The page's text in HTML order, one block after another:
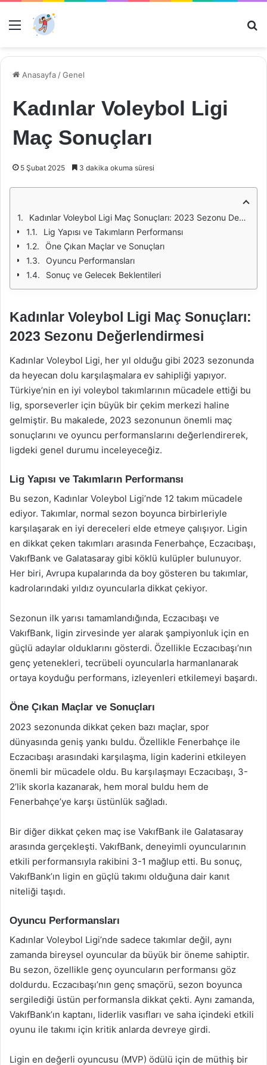
Menü
Anasayfa /Genel
Kadınlar Voleybol Ligi
Maç Sonuçları
5 Şubat 2025 3 dakika okuma süresi
Kadınlar Voleybol Ligi Maç Sonuçları: 2023 Sezonu Değerlendirmesi
Lig Yapısı ve Takımların Performansı
Öne Çıkan Maçlar ve Sonuçları
Oyuncu Performansları
Sonuç ve Gelecek Beklentileri
Kadınlar Voleybol Ligi Maç Sonuçları:
2023 Sezonu Değerlendirmesi
Kadınlar Voleybol Ligi, her yıl olduğu gibi 2023 sezonunda
da heyecan dolu karşılaşmalara ev sahipliği yapıyor.
Türkiye’nin en iyi voleybol takımlarının mücadele ettiği bu
lig, sporseverler için büyük bir çekim merkezi haline
gelmiştir. Bu makalede, 2023 sezonunun önemli maç
sonuçlarını ve oyuncu performanslarını değerlendirerek,
ligdeki genel durumu inceleyeceğiz.
Lig Yapısı ve Takımların Performansı
Bu sezon, Kadınlar Voleybol Ligi’nde 12 takım mücadele
ediyor. Takımlar, normal sezon boyunca birbirleriyle
karşılaşarak en iyi dereceleri elde etmeye çalışıyor. Ligin
en dikkat çeken takımları arasında Fenerbahçe, Eczacıbaşı,
VakıfBank ve Galatasaray gibi köklü kulüpler bulunuyor.
Her biri, Avrupa kupalarında da boy gösteren bu takımlar,
kadrolarındaki yıldız oyuncularla dikkat çekiyor.
Sezonun ilk yarısı tamamlandığında, Eczacıbaşı ve
VakıfBank, ligin zirvesinde yer alarak şampiyonluk için en
güçlü adaylar olduklarını gösterdi. Özellikle Eczacıbaşı’nın
genç yetenekleri, tecrübeli oyuncularla harmanlanarak
ortaya koyduğu performans, izleyenleri etkilemeyi başardı.
Öne Çıkan Maçlar ve Sonuçları
2023 sezonunda dikkat çeken bazı maçlar, spor
dünyasında geniş yankı buldu. Özellikle Fenerbahçe ile
Eczacıbaşı arasındaki karşılaşma, ligin kaderini etkileyen
önemli bir mücadele oldu. Bu karşılaşmayı Eczacıbaşı, 3-
2’lik skorla kazanarak, hem moral buldu hem de
Fenerbahçe’ye karşı üstünlük sağladı.
Bir diğer dikkat çeken maç ise VakıfBank ile Galatasaray
arasında gerçekleşti. VakıfBank, deneyimli oyuncularının
etkili performansıyla rakibini 3-1 mağlup etti. Bu sonuç,
VakıfBank’ın ligin en güçlü takımı olduğuna dair kanıt
niteliği taşıdı.
Oyuncu Performansları
Kadınlar Voleybol Ligi’nde sadece takımlar değil, aynı
zamanda bireysel oyuncular da büyük bir öneme sahiptir.
Bu sezon, özellikle genç oyuncuların performansı göz
doldurdu. Eczacıbaşı’nın genç smaçörü, sezon boyunca
sergilediği üstün performansla dikkat çekti. Aynı zamanda,
VakıfBank’ın kaptanı, liderlik vasıfları ve saha içindeki etkili
oyunu ile takımı için kritik anlarda devreye girdi.
Ligin en değerli oyuncusu (MVP) ödülü için de müthiş bir